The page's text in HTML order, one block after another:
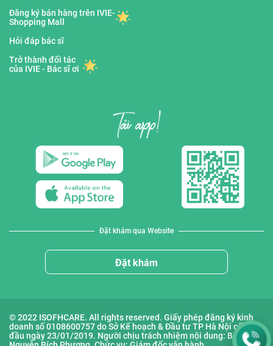
Đăng ký bán hàng trên IVIE-
Shopping Mall
Hỏi đáp bác sĩ
Trở thành đối tác
của IVIE - Bác sĩ ơi
Đặt khám qua Website
Đặt khám
© 2022 ISOFHCARE. All rights reserved. Giấy phép đăng ký kinh
doanh số 0108600757 do Sở Kế hoạch & Đầu tư TP Hà Nội cấp lần
đầu ngày 23/01/2019. Người chịu trách nhiệm nội dung: Bà